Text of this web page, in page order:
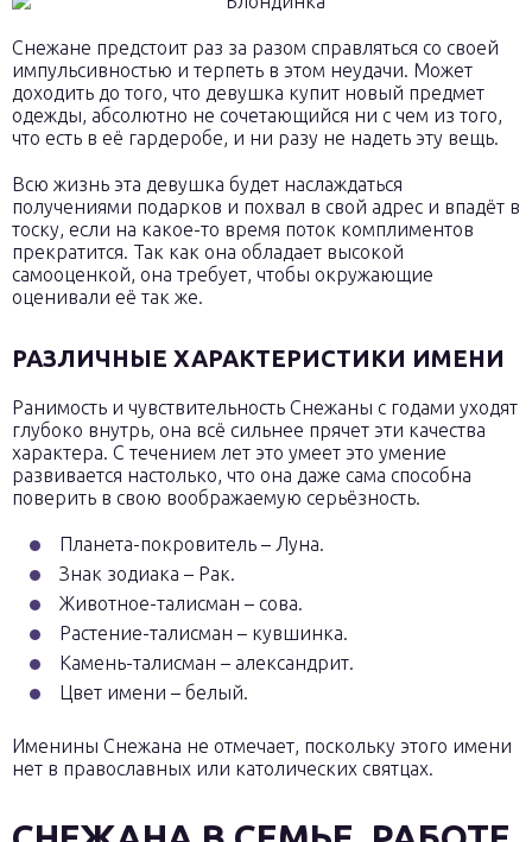
Снежане предстоит раз за разом справляться со своей
импульсивностью и терпеть в этом неудачи. Может
доходить до того, что девушка купит новый предмет
одежды, абсолютно не сочетающийся ни с чем из того,
что есть в её гардеробе, и ни разу не надеть эту вещь.
Всю жизнь эта девушка будет наслаждаться
получениями подарков и похвал в свой адрес и впадёт в
тоску, если на какое-то время поток комплиментов
прекратится. Так как она обладает высокой
самооценкой, она требует, чтобы окружающие
оценивали её так же.
РАЗЛИЧНЫЕ ХАРАКТЕРИСТИКИ ИМЕНИ
Ранимость и чувствительность Снежаны с годами уходят
глубоко внутрь, она всё сильнее прячет эти качества
характера. С течением лет это умеет это умение
развивается настолько, что она даже сама способна
поверить в свою воображаемую серьёзность.
Планета-покровитель – Луна.
Знак зодиака – Рак.
Животное-талисман – сова.
Растение-талисман – кувшинка.
Камень-талисман – александрит.
Цвет имени – белый.
Именины Снежана не отмечает, поскольку этого имени
нет в православных или католических святцах.